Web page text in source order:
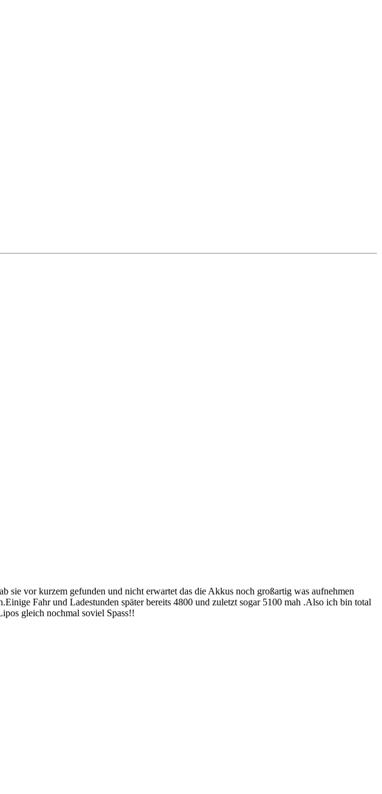
sie vor kurzem gefunden und nicht erwartet das die Akkus noch großartig was aufnehmen
Fahr und Ladestunden später bereits 4800 und zuletzt sogar 5100 mah .Also ich bin total
gleich nochmal soviel Spass!!